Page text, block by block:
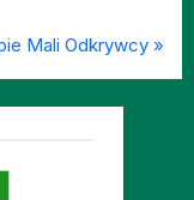
Mali Odkrywcy